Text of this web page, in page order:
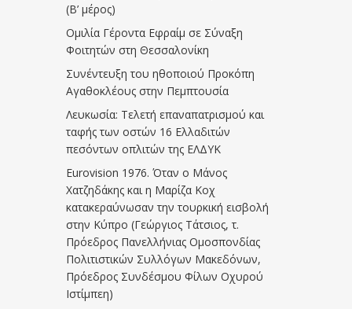
(Β’ μέρος)
Ομιλία Γέροντα Εφραίμ σε Σύναξη
Φοιτητών στη Θεσσαλονίκη
Συνέντευξη του ηθοποιού Προκόπη
Αγαθοκλέους στην Πεμπτουσία
Λευκωσία: Τελετή επαναπατρισμού και
ταφής των οστών 16 Ελλαδιτών
πεσόντων οπλιτών της ΕΛΔΥΚ
Eurovision 1976. Όταν ο Μάνος
Χατζηδάκης και η Μαρίζα Κοχ
κατακεραύνωσαν την τουρκική εισβολή
στην Κύπρο (Γεώργιος Τάτσιος, τ.
Πρόεδρος Πανελλήνιας Ομοσπονδίας
Πολιτιστικών Συλλόγων Μακεδόνων,
Πρόεδρος Συνδέσμου Φίλων Οχυρού
Ιστίμπεη)